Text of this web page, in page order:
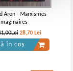
Aron - Marxismes
28,70 Lei
în coș